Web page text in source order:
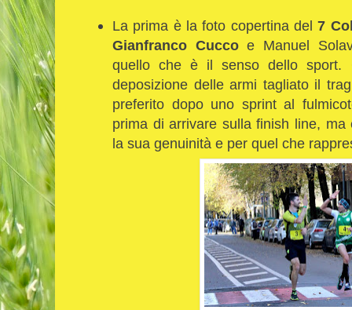
La prima è la foto copertina del7
Gianfranco Cuccoe Manuel
quello che è il senso dello
deposizione delle armi tagliato il
preferito dopo uno sprint al
prima di arrivare sulla finish line,
la sua genuinità e per quel che